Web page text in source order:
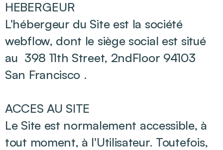
HEBERGEUR
L'hébergeur du Site est la société
webflow, dont le siège social est situé
au 398 11th Street, 2ndFloor 94103
San Francisco .
ACCES AU SITE
Le Site est normalement accessible, à
tout moment, à l'Utilisateur. Toutefois,